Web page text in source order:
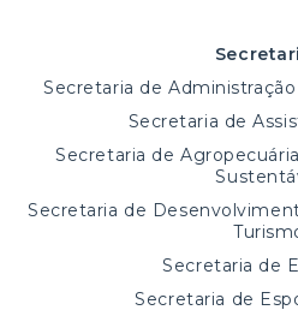
Secretaria de
Secretaria de
Secretaria de
Secretaria de
Secretaria de
Secretaria de